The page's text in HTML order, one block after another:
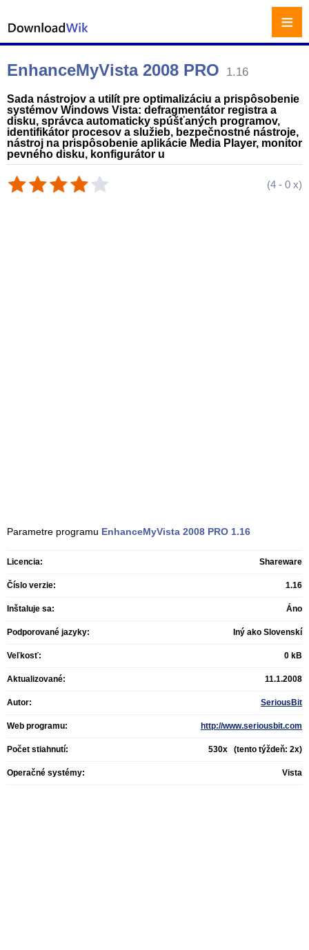
EnhanceMyVista 2008 PRO 1.16
Sada nástrojov a utilít pre optimalizáciu a prispôsobenie
systémov Windows Vista: defragmentátor registra a
disku, správca automaticky spúšťaných programov,
identifikátor procesov a služieb, bezpečnostné nástroje,
nástroj na prispôsobenie aplikácie Media Player, monitor
pevného disku, konfigurátor u
(4 - 0 x)
Parametre programu EnhanceMyVista 2008 PRO 1.16
Licencia: Shareware
Číslo verzie: 1.16
Inštaluje sa: Áno
Podporované jazyky: Iný ako Slovenskí
Veľkosť: 0 kB
Aktualizované: 11.1.2008
Autor: SeriousBit
Web programu: http://www.seriousbit.com
Počet stiahnutí: 530x (tento týždeň: 2x)
Operačné systémy: Vista
≡